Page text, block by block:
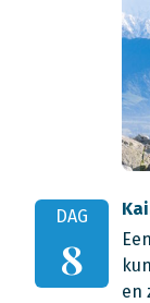
DAG
8
en